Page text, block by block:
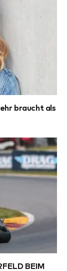
braucht als
BEIM